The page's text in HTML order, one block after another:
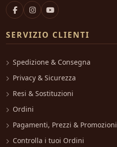
SERVIZIO CLIENTI
Spedizione & Consegna
Privacy & Sicurezza
Resi & Sostituzioni
Ordini
Pagamenti, Prezzi & Promozioni
Controlla i tuoi Ordini